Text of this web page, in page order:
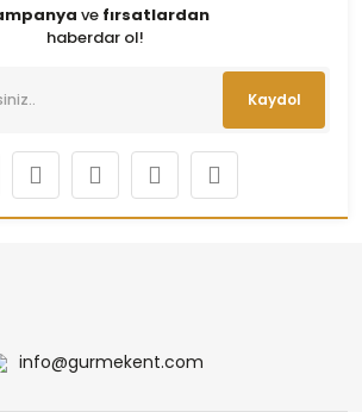
ve fırsatlardan
haberdar ol!
Kaydol
info@gurmekent.com